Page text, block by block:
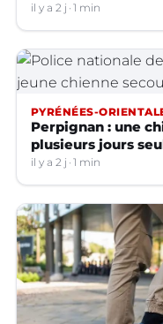
il y a 2 j 1 min
PYRÉNÉES-
Perpignan : une
plusieurs jours
il y a 2 j 1 min